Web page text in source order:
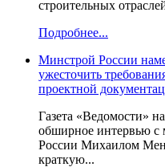
строительных
Подробнее...
Минстрой России
ужесточить
проектной
Газета «Ведомости»
обширное интервью с
России Михаилом
краткую...